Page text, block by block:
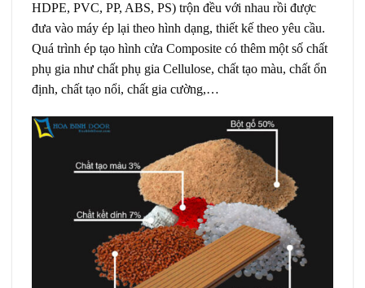
HDPE, PVC, PP, ABS, PS) trộn đều với nhau rồi được
đưa vào máy ép lại theo hình dạng, thiết kế theo yêu cầu.
Quá trình ép tạo hình cửa Composite có thêm một số chất
phụ gia như chất phụ gia Cellulose, chất tạo màu, chất ổn
định, chất tạo nổi, chất gia cường,…